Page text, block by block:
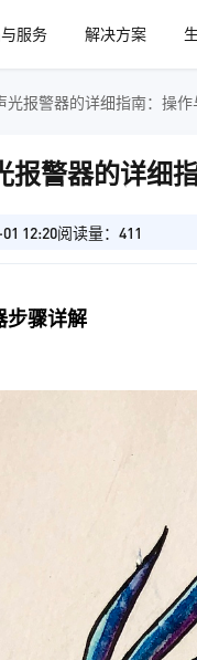
服务 解决方案
光报警器的详细指南：操
报警器的详细
12:20阅读量：411
步骤详解